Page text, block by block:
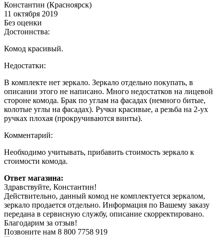
Константин (Красноярск)
11 октября 2019
Без оценки
Достоинства:
Комод красивый.
Недостатки:
В комплекте нет зеркало. Зеркало отдельно покупать, в
описании этого не написано. Много недостатков на лицевой
стороне комода. Брак по углам на фасадах (немного битые,
колотые углы на фасадах). Ручки красивые, а резьба на 2-ух
ручках плохая (прокручиваются винты).
Комментарий:
Необходимо учитывать, прибавить стоимость зеркало к
стоимости комода.
Ответ магазина:
Здравствуйте, Константин!
Действительно, данный комод не комплектуется зеркалом,
зеркало продается отдельно. Информация по Вашему заказу
передана в сервисную службу, описание скорректировано.
Благодарим за отзыв!
Позвоните нам 8 800 7758 919